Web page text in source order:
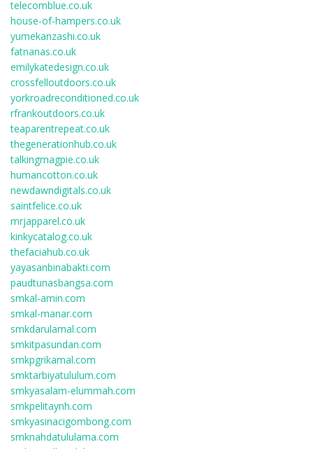
telecomblue.co.uk
house-of-hampers.co.uk
yumekanzashi.co.uk
fatnanas.co.uk
emilykatedesign.co.uk
crossfelloutdoors.co.uk
yorkroadreconditioned.co.uk
rfrankoutdoors.co.uk
teaparentrepeat.co.uk
thegenerationhub.co.uk
talkingmagpie.co.uk
humancotton.co.uk
newdawndigitals.co.uk
saintfelice.co.uk
mrjapparel.co.uk
kinkycatalog.co.uk
thefaciahub.co.uk
yayasanbinabakti.com
paudtunasbangsa.com
smkal-amin.com
smkal-manar.com
smkdarulamal.com
smkitpasundan.com
smkpgrikamal.com
smktarbiyatululum.com
smkyasalam-elummah.com
smkpelitaynh.com
smkyasinacigombong.com
smknahdatululama.com